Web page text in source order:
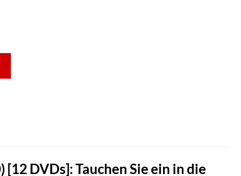
DVDs]: Tauchen Sie ein in die